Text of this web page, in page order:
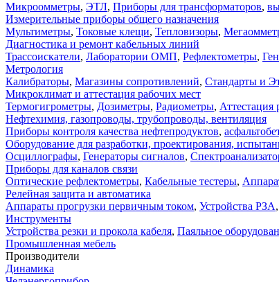
Микроомметры, ЭТЛ, Приборы для трансформаторов,
Измерительные приборы общего назначения
Мультиметры, Токовые клещи, Тепловизоры,
Диагностика и ремонт кабельных линий
Трассоискатели, Лаборатории ОМП, Рефлектометры,
Метрология
Калибраторы, Магазины сопротивлений, Стандарты и
Микроклимат и аттестация рабочих мест
Термогигрометры, Дозиметры, Радиометры, Аттестация
Нефтехимия, газопроводы, трубопроводы, вентиляция
Приборы контроля качества нефтепродуктов,
Оборудование для разработки, проектирования,
Осциллографы, Генераторы сигналов,
Приборы для каналов связи
Оптические рефлектометры, Кабельные тестеры,
Релейная защита и автоматика
Аппараты прогрузки первичным током, Устройства РЗА,
Инструменты
Устройства резки и прокола кабеля, Паяльное
Промышленная мебель
Производители
Динамика